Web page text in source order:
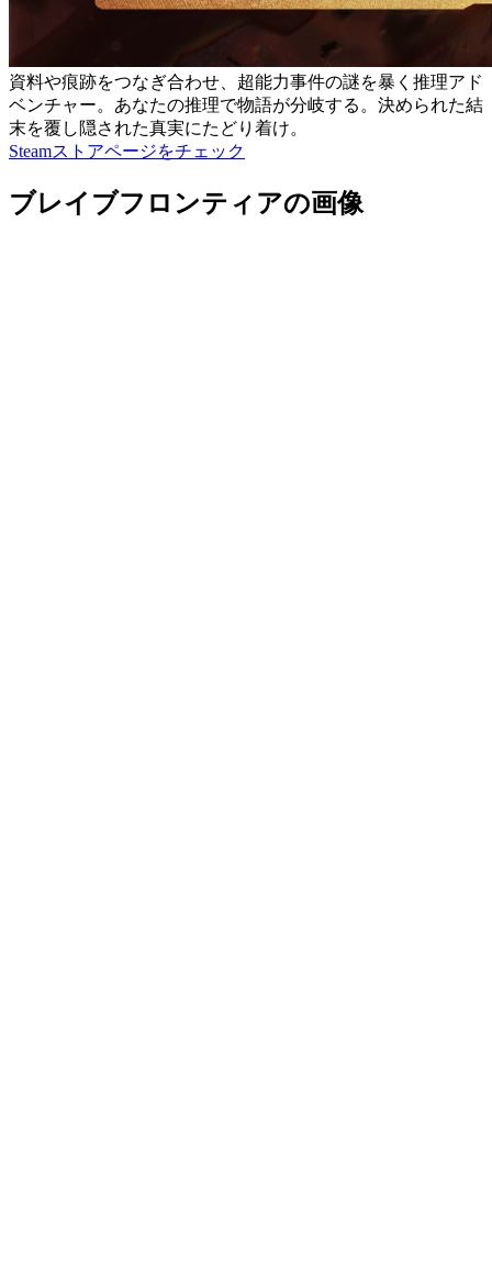
資料や痕跡をつなぎ合わせ、超能力事件の謎を暴く推理アド
ベンチャー。あなたの推理で物語が分岐する。決められた結
末を覆し隠された真実にたどり着け。
Steamストアページをチェック
ブレイブフロンティアの画像